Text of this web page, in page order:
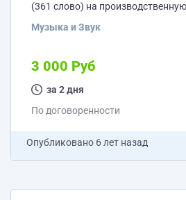
(361 слово) на
Музыка и Звук
3 000 Руб
за 2 дня
По договоренности
Опубликовано 6 лет назад